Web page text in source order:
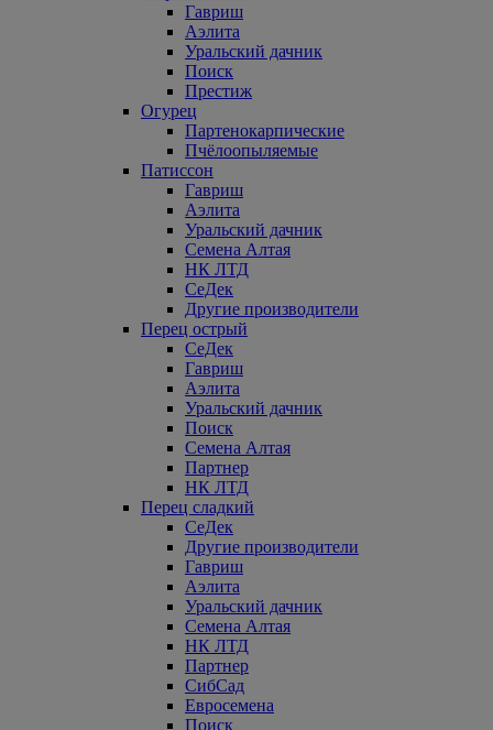
Гавриш
Аэлита
Уральский дачник
Поиск
Престиж
Огурец
Партенокарпические
Пчёлоопыляемые
Патиссон
Гавриш
Аэлита
Уральский дачник
Семена Алтая
НК ЛТД
СеДек
Другие производители
Перец острый
СеДек
Гавриш
Аэлита
Уральский дачник
Поиск
Семена Алтая
Партнер
НК ЛТД
Перец сладкий
СеДек
Другие производители
Гавриш
Аэлита
Уральский дачник
Семена Алтая
НК ЛТД
Партнер
СибСад
Евросемена
Поиск